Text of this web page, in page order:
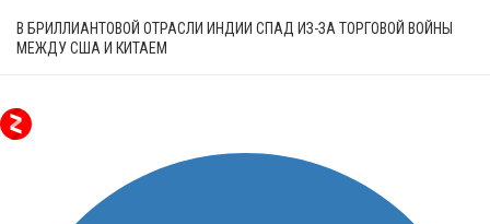
В БРИЛЛИАНТОВОЙ ОТРАСЛИ ИНДИИ СПАД ИЗ-ЗА ТОРГОВОЙ ВОЙНЫ
МЕЖДУ США И КИТАЕМ